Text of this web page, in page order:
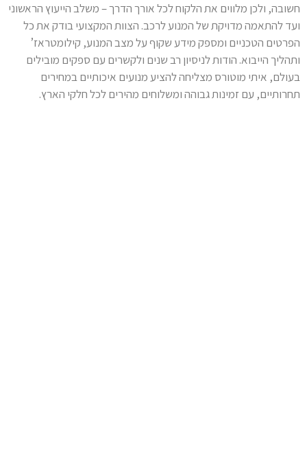
חשובה, ולכן מלווים את הלקוח לכל אורך הדרך – משלב הייעוץ הראשוני
ועד להתאמה מדויקת של המנוע לרכב. הצוות המקצועי בודק את כל
הפרטים הטכניים ומספק מידע שקוף על מצב המנוע, קילומטראז’
ותהליך הייבוא. הודות לניסיון רב שנים ולקשרים עם ספקים מובילים
בעולם, איתי מוטורס מצליחה להציע מנועים איכותיים במחירים
תחרותיים, עם זמינות גבוהה ומשלוחים מהירים לכל חלקי הארץ.